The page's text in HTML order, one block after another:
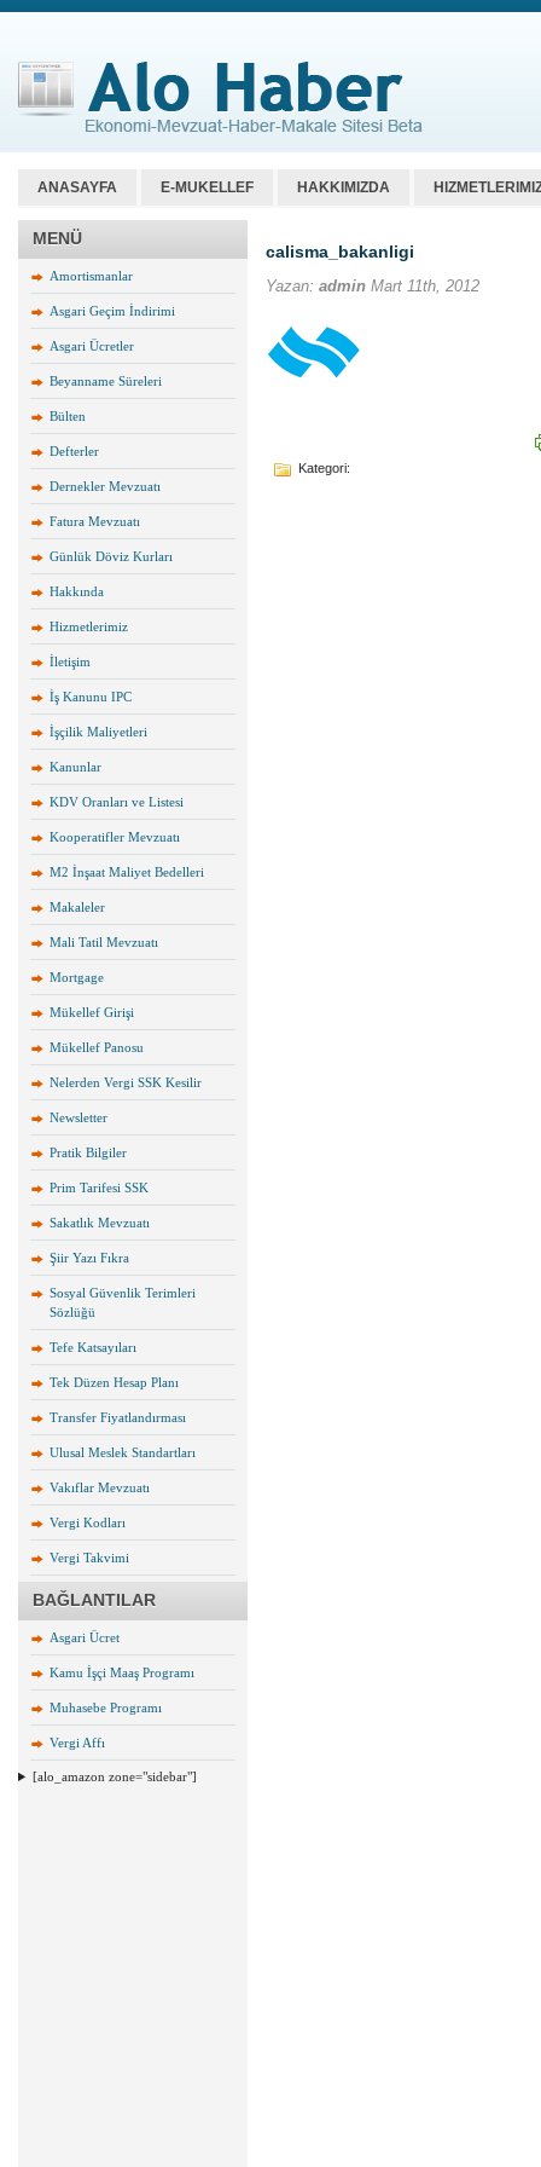
ANASAYFA E-MUKELLEF HAKKIMIZDA
MENÜ
Amortismanlar
Asgari Geçim İndirimi
Asgari Ücretler
Beyanname Süreleri
Bülten
Defterler
Dernekler Mevzuatı
Fatura Mevzuatı
Günlük Döviz Kurları
Hakkında
Hizmetlerimiz
İletişim
İş Kanunu IPC
İşçilik Maliyetleri
Kanunlar
KDV Oranları ve Listesi
Kooperatifler Mevzuatı
M2 İnşaat Maliyet Bedelleri
Makaleler
Mali Tatil Mevzuatı
Mortgage
Mükellef Girişi
Mükellef Panosu
Nelerden Vergi SSK Kesilir
Newsletter
Pratik Bilgiler
Prim Tarifesi SSK
Sakatlık Mevzuatı
Şiir Yazı Fıkra
Sosyal Güvenlik Terimleri
Sözlüğü
Tefe Katsayıları
Tek Düzen Hesap Planı
Transfer Fiyatlandırması
Ulusal Meslek Standartları
Vakıflar Mevzuatı
Vergi Kodları
Vergi Takvimi
BAĞLANTILAR
Asgari Ücret
Kamu İşçi Maaş Programı
Muhasebe Programı
Vergi Affı
[alo_amazon zone="sidebar"]
calisma_bakanligi
Yazan: admin Mart 11th, 2012
Kategori: